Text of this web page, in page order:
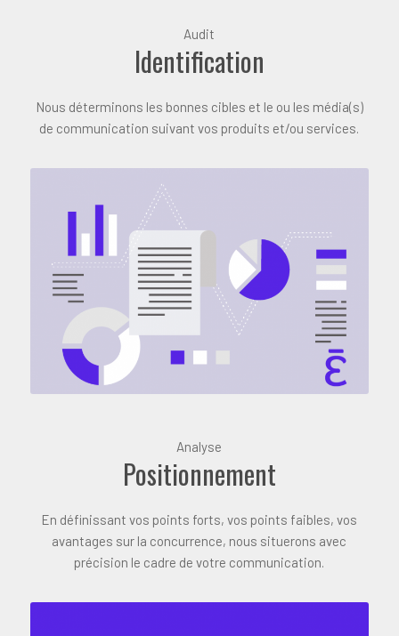
Audit
Identification
Nous déterminons les bonnes cibles et le ou les média(s)
de communication suivant vos produits et/ou services.
Analyse
Positionnement
En définissant vos points forts, vos points faibles, vos
avantages sur la concurrence, nous situerons avec
précision le cadre de votre communication.